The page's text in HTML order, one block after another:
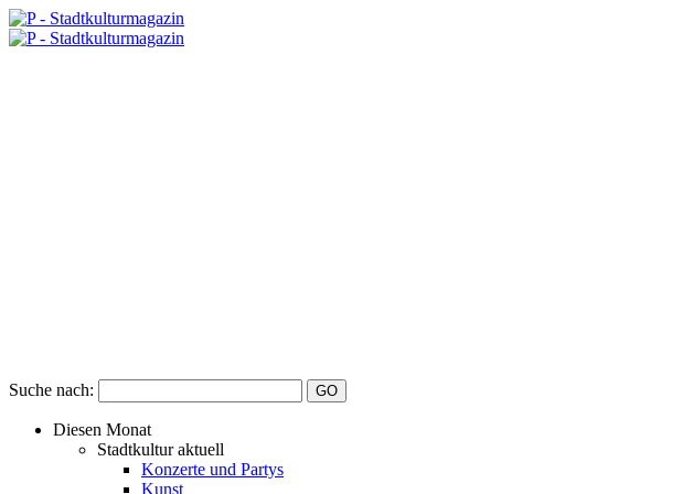
Suche nach:
Diesen Monat
Stadtkultur aktuell
Konzerte und Partys
Kunst